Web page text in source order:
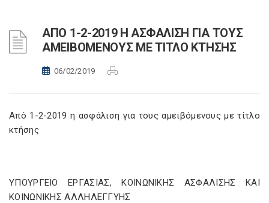
ΑΠΟ 1-2-2019 Η ΑΣΦΑΛΙΣΗ ΓΙΑ ΤΟΥΣ
ΑΜΕΙΒΟΜΕΝΟΥΣ ΜΕ ΤΙΤΛΟ ΚΤΗΣΗΣ
06/02/2019
Από 1-2-2019 η ασφάλιση για τους αμειβόμενους με τίτλο
κτήσης
ΥΠΟΥΡΓΕΙΟ EΡΓΑΣΙΑΣ, ΚΟΙΝΩΝΙΚΗΣ ΑΣΦΑΛΙΣΗΣ ΚΑΙ
ΚΟΙΝΩΝΙΚΗΣ ΑΛΛΗΛΕΓΓΥΗΣ